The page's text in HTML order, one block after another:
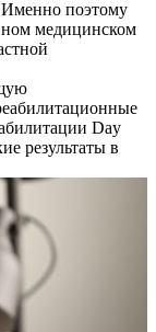
поэтому
медицинском
Day
результаты в